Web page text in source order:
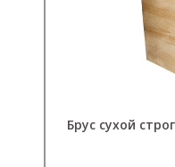
Брус сухой